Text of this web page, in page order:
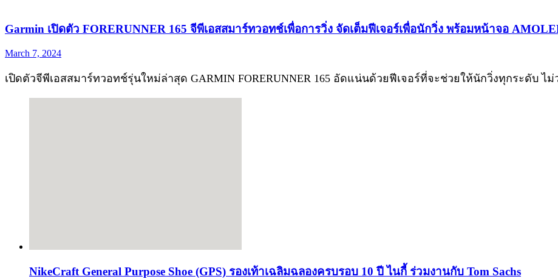
Garmin เปิดตัว FORERUNNER 165 จีพีเอสสมาร์ทวอทช์เพื่อการวิ่ง จัดเต็มฟีเจอร์เพื่อนักวิ่ง พร้อมหน้าจอ
March 7, 2024
เปิดตัวจีพีเอสสมาร์ทวอทช์รุ่นใหม่ล่าสุด GARMIN FORERUNNER 165 อัดแน่นด้วยฟีเจอร์ที่จะช่วยให้นักวิ่งทุกระดับ ไ
NikeCraft General Purpose Shoe (GPS) รองเท้าเฉลิมฉลองครบรอบ 10 ปี ไนกี้ ร่วมงานกับ Tom Sachs